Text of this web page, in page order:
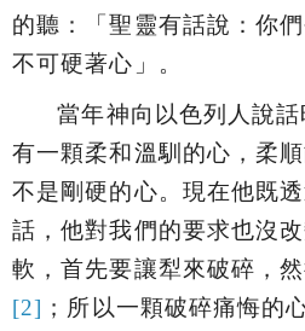
的聽：「聖靈有話說：你
不可硬著心 」。
當年神向以色列人說
有一顆柔和溫馴的心，柔
不是剛硬的心。現在他既
話，他對我們的要求也沒
軟，首先要讓犁來破碎，
[2] ；所以一顆破碎痛悔的